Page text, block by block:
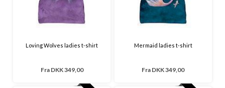
Loving Wolves ladies t-shirt
Fra DKK 349,00
Mermaid ladies t-shirt
Fra DKK 349,00